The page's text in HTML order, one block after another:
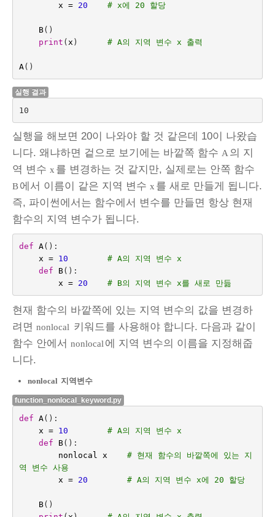
x = 20 # x에 20 할당
B()
print ( x ) # A의 지역 변수 x 출력
A()
실행 결과
실행을 해보면 20이 나와야 할 것 같은데 10이 나왔습
니다. 왜냐하면 겉으로 보기에는 바깥쪽 함수 A 의 지
역 변수 x 를 변경하는 것 같지만, 실제로는 안쪽 함수
B에서 이름이 같은 지역 변수 x 를 새로 만들게 됩니다.
즉, 파이썬에서는 함수에서 변수를 만들면 항상 현재
함수의 지역 변수가 됩니다.
def A():
x = 10
# A의 지역 변수 x
def
B():
x = 20 # B의 지역 변수 x를 새로 만듦
현재 함수의 바깥쪽에 있는 지역 변수의 값을 변경하
려면 nonlocal 키워드를 사용해야 합니다. 다음과 같이
함수 안에서 nonlocal 에 지역 변수의 이름을 지정해줍
니다.
nonlocal 지역변수
function_nonlocal_keyword.py
def A():
x = 10
# A의 지역 변수 x
def
B():
nonlocal
x
# 현재 함수의 바깥쪽에 있는 지
역 변수 사용
x = 20 # A의 지역 변수 x에 20 할당
B()